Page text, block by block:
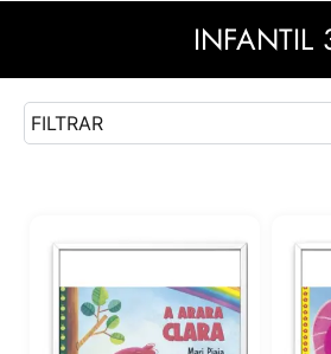
INFANTIL
FILTRAR